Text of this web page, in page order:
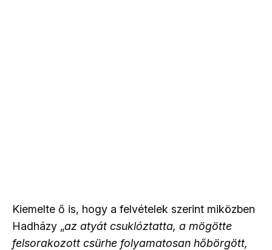
Kiemelte ő is, hogy a felvételek szerint miközben
Hadházy „az atyát csuklóztatta, a mögötte
felsorakozott csürhe folyamatosan hőbörgött,